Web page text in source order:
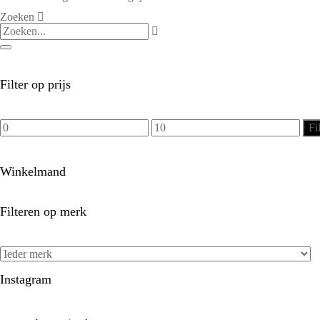
Zoeken
Filter op prijs
Min.
prijs
Max.
prijs
Winkelmand
Filteren op merk
Instagram